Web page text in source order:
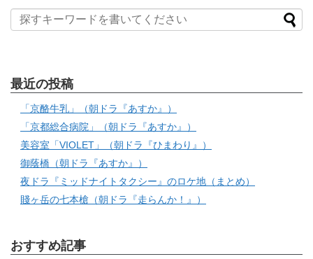
最近の投稿
「京酪牛乳」（朝ドラ『あすか』）
「京都総合病院」（朝ドラ『あすか』）
美容室「VIOLET」（朝ドラ『ひまわり』）
御蔭橋（朝ドラ『あすか』）
夜ドラ『ミッドナイトタクシー』のロケ地（まとめ）
賤ヶ岳の七本槍（朝ドラ『走らんか！』）
おすすめ記事